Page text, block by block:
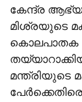
കേന്ദ്ര
മിശ്രയുടെ
മന്ത്രിയുടെ